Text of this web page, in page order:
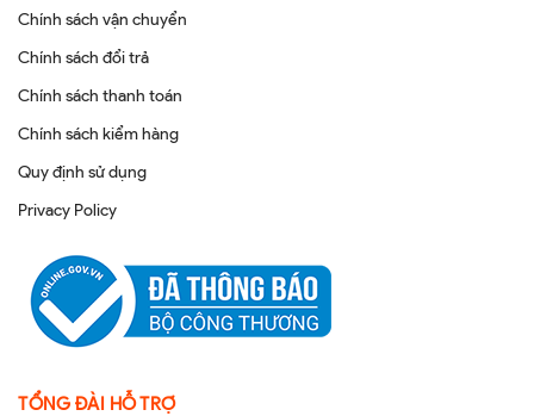
Chính sách vận chuyển
Chính sách đổi trả
Chính sách thanh toán
Chính sách kiểm hàng
Quy định sử dụng
Privacy Policy
TỔNG ĐÀI HỖ TRỢ